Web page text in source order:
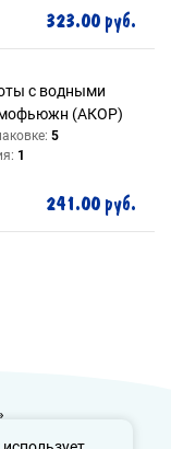
323.00 руб.
с водными
(АКОР)
5
1
241.00 руб.